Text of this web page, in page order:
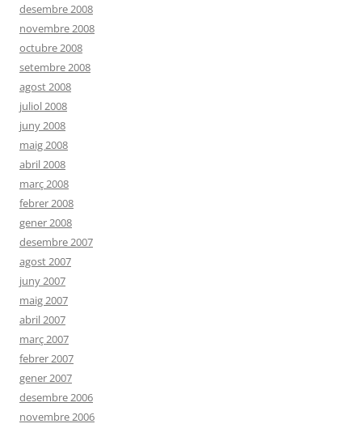
desembre 2008
novembre 2008
octubre 2008
setembre 2008
agost 2008
juliol 2008
juny 2008
maig 2008
abril 2008
març 2008
febrer 2008
gener 2008
desembre 2007
agost 2007
juny 2007
maig 2007
abril 2007
març 2007
febrer 2007
gener 2007
desembre 2006
novembre 2006